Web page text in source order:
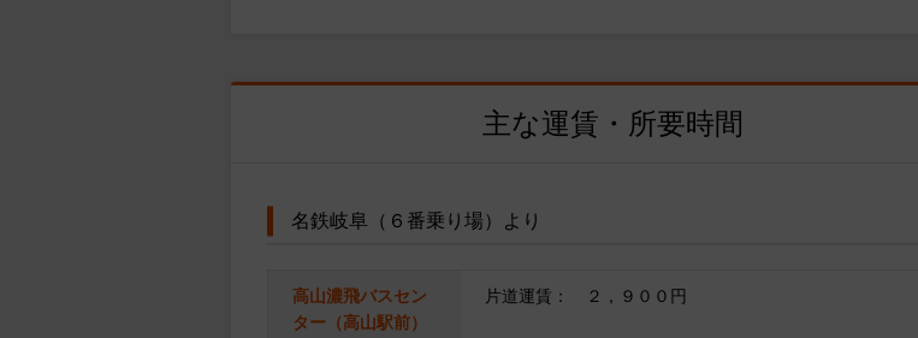
主な運賃・所要時間
名鉄岐阜（６番乗り場）より
高山濃飛バスセン
ター（高山駅前）
片道運賃： ２，９００円